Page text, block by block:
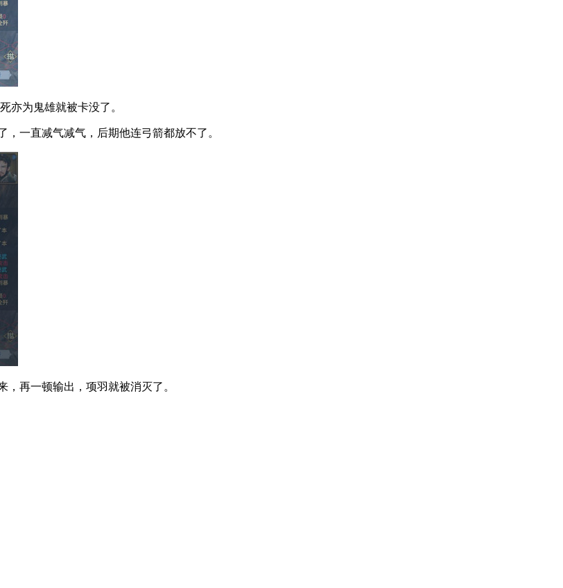
为鬼雄就被卡没了。
一直减气减气，后期他连弓箭都放不了。
再一顿输出，项羽就被消灭了。